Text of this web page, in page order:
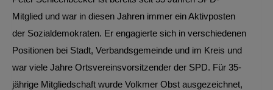
Mitglied und war in diesen Jahren immer ein Aktivposten
der Sozialdemokraten. Er engagierte sich in verschiedenen
Positionen bei Stadt, Verbandsgemeinde und im Kreis und
war viele Jahre Ortsvereinsvorsitzender der SPD. Für 35-
jährige Mitgliedschaft wurde Volkmer Obst ausgezeichnet,